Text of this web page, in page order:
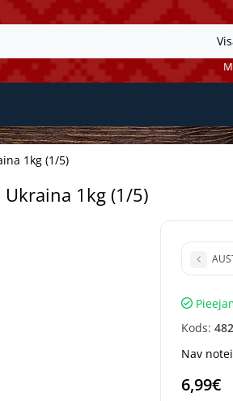
1kg (1/5)
Ukraina 1kg (1/5)
Kods:
Nav
6,99€